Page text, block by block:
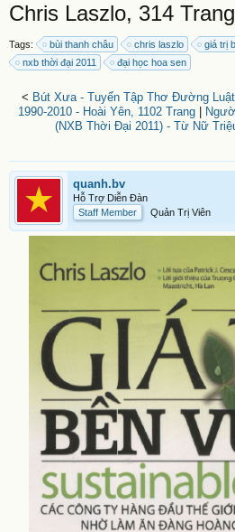
Chris Laszlo, 314 Trang
Tags: bùi thanh châu chris laszlo
giá trị
nxb thời đại 2011
đại học hoa sen
< Bút Xưa - Tuyển Tập Thơ Đường
1990-2010 - Hoài Yên, 1102 Trang
(NXB Thời Đại 2011) - Từ Nữ
quanh.bv
Hỗ Trợ Diễn Đàn
Staff Member
Quản Trị Viên